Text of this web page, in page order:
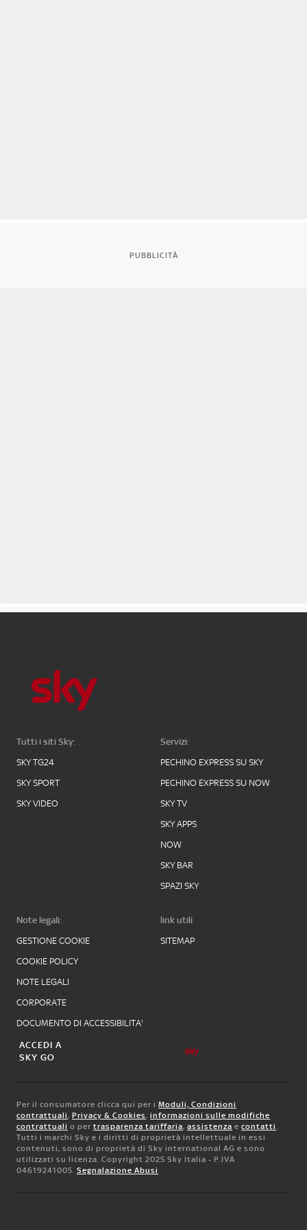
PUBBLICITÀ
Tutti i siti Sky:
SKY TG24
SKY SPORT
SKY VIDEO
Servizi:
PECHINO EXPRESS SU SKY
PECHINO EXPRESS SU NOW
SKY TV
SKY APPS
NOW
SKY BAR
SPAZI SKY
Note legali:
GESTIONE COOKIE
COOKIE POLICY
NOTE LEGALI
CORPORATE
DOCUMENTO DI ACCESSIBILITA'
link utili
SITEMAP
ACCEDI A
SKY GO
Per il consumatore clicca qui per i Moduli, Condizioni
contrattuali, Privacy & Cookies, informazioni sulle modifiche
contrattuali o per trasparenza tariffaria, assistenza e contatti.
Tutti i marchi Sky e i diritti di proprietà intellettuale in essi
contenuti, sono di proprietà di Sky international AG e sono
utilizzati su licenza. Copyright 2025 Sky Italia - P.IVA
04619241005. Segnalazione Abusi